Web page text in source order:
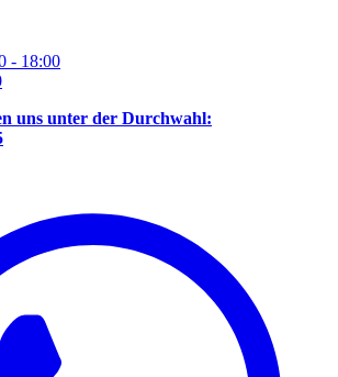
- 18:00
uns unter der Durchwahl: